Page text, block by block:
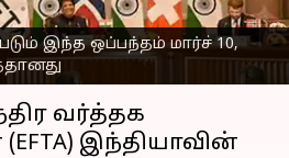
இந்த ஒப்பந்தம் மார்ச் 10,
Oct 01, 2025 01:19 pm
வர்த்தக
இந்தியாவின்